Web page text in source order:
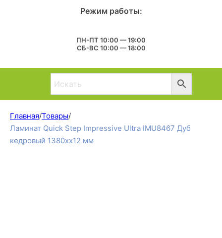
Режим работы:
ПН-ПТ 10:00 — 19:00
СБ-ВС 10:00 — 18:00
Главная/Товары/
Ламинат Quick Step Impressive Ultra IMU8467 Дуб
кедровый 1380хх12 мм